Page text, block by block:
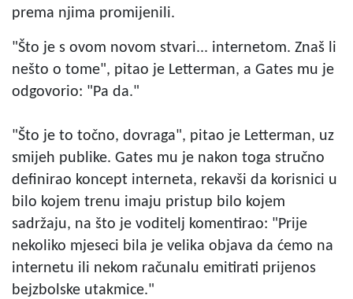
prema njima promijenili.
"Što je s ovom novom stvari... internetom. Znaš li
nešto o tome", pitao je Letterman, a Gates mu je
odgovorio: "Pa da."
"Što je to točno, dovraga", pitao je Letterman, uz
smijeh publike. Gates mu je nakon toga stručno
definirao koncept interneta, rekavši da korisnici u
bilo kojem trenu imaju pristup bilo kojem
sadržaju, na što je voditelj komentirao: "Prije
nekoliko mjeseci bila je velika objava da ćemo na
internetu ili nekom računalu emitirati prijenos
bejzbolske utakmice."